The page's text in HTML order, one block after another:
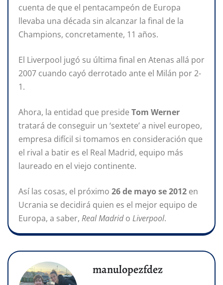
cuenta de que el pentacampeón de Europa
llevaba una década sin alcanzar la final de la
Champions, concretamente, 11 años.
El Liverpool jugó su última final en Atenas allá por
2007 cuando cayó derrotado ante el Milán por 2-
1.
Ahora, la entidad que preside Tom Werner
tratará de conseguir un ‘sextete’ a nivel europeo,
empresa difícil si tomamos en consideración que
el rival a batir es el Real Madrid, equipo más
laureado en el viejo continente.
Así las cosas, el próximo 26 de mayo se 2012 en
Ucrania se decidirá quien es el mejor equipo de
Europa, a saber, Real Madrido Liverpool.
manulopezfdez